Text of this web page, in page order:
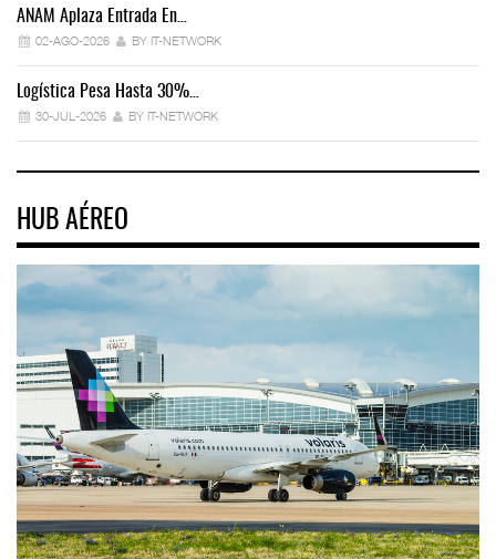
ANAM Aplaza Entrada En…
02-AGO-2026 BY IT-NETWORK
Logística Pesa Hasta 30%…
30-JUL-2026 BY IT-NETWORK
HUB AÉREO